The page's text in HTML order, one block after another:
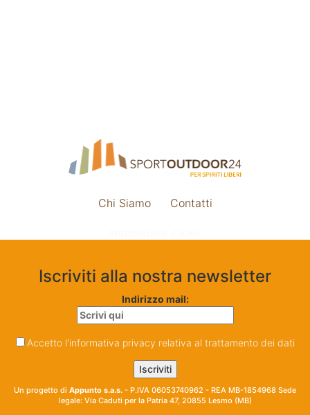
Chi Siamo Contatti
Iscriviti alla nostra newsletter
Indirizzo mail:
Accetto l'informativa privacy relativa al trattamento dei dati
Un progetto di Appunto s.a.s. - P.IVA 06053740962 - REA MB-1854968 Sede
legale: Via Caduti per la Patria 47, 20855 Lesmo (MB)